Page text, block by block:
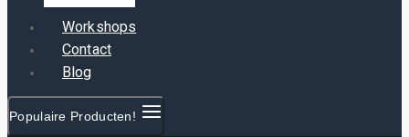
Workshops
Contact
Blog
Populaire Producten!